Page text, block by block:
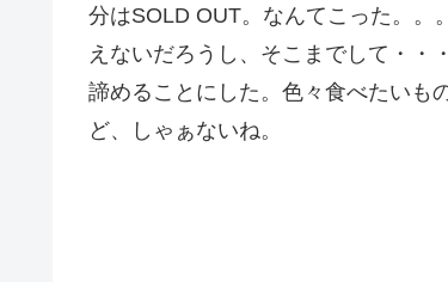
分はSOLD OUT。なんてこった。。
えないだろうし、そこまでして・・
諦めることにした。色々食べたいも
ど、しゃぁないね。